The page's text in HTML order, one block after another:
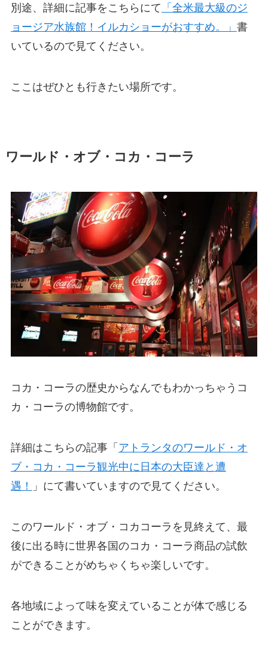
別途、詳細に記事をこちらにて 「 全米最大級のジ
ョージア水族館！イルカショーがおすすめ。」 書
いているので見てください。
ここはぜひとも行きたい場所です。
ワールド・オブ・コカ・コーラ
コカ・コーラの歴史からなんでもわかっちゃうコ
カ・コーラの博物館です。
詳細はこちらの記事「 アトランタのワールド・オ
ブ・コカ・コーラ観光中に日本の大臣達と遭
遇！
」にて書いていますので見てください。
このワールド・オブ・コカコーラを見終えて、最
後に出る時に世界各国のコカ・コーラ商品の試飲
ができることがめちゃくちゃ楽しいです。
各地域によって味を変えていることが体で感じる
ことができます。